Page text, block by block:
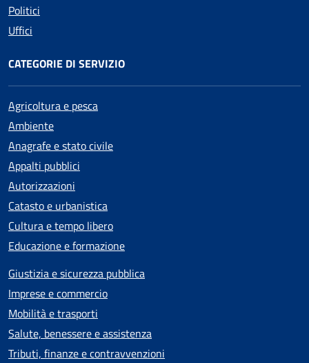
Politici
Uffici
CATEGORIE DI SERVIZIO
Agricoltura e pesca
Ambiente
Anagrafe e stato civile
Appalti pubblici
Autorizzazioni
Catasto e urbanistica
Cultura e tempo libero
Educazione e formazione
Giustizia e sicurezza pubblica
Imprese e commercio
Mobilità e trasporti
Salute, benessere e assistenza
Tributi, finanze e contravvenzioni